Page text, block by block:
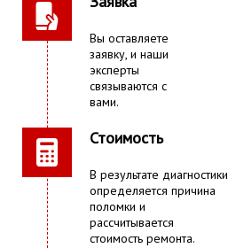
Вы оставляете
заявку, и наши
эксперты
связываются с
вами.
Стоимость
В результате диагностики
определяется причина
поломки и
рассчитывается
стоимость ремонта.